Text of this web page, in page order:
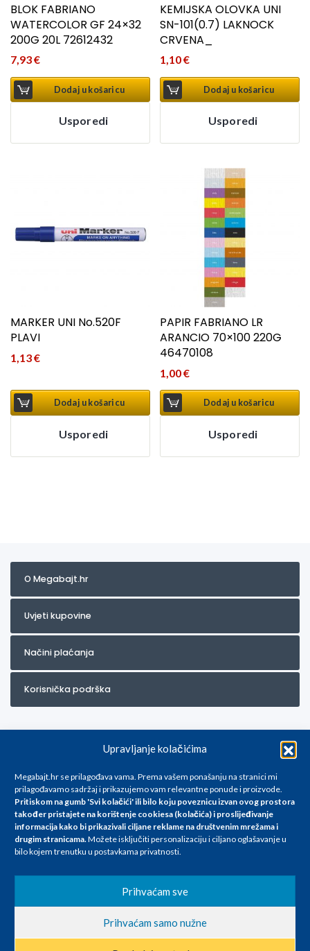
Upravljanje kolačićima
Megabajt.hr se prilagođava vama. Prema vašem ponašanju na stranici mi
prilagođavamo sadržaj i prikazujemo vam relevantne ponude i proizvode.
Pritiskom na gumb 'Svi kolačići' ili bilo koju poveznicu izvan ovog prostora
također pristajete na korištenje cookiesa (kolačića) i proslijeđivanje
informacija kako bi prikazivali ciljane reklame na društvenim mrežama i
drugim stranicama.Možete isključiti personalizaciju i ciljano oglašavanje u
bilo kojem trenutku u postavkama privatnosti.
Prihvaćam sve
Prihvaćam samo nužne
BLOK FABRIANO
WATERCOLOR GF 24×32
200G 20L 72612432
7,93€
Dodaj u košaricu
Usporedi
KEMIJSKA OLOVKA UNI
SN-101(0.7) LAKNOCK
CRVENA_
1,10€
Dodaj u košaricu
Usporedi
MARKER UNI No.520F
PLAVI
1,13€
Dodaj u košaricu
Usporedi
PAPIR FABRIANO LR
ARANCIO 70×100 220G
46470108
1,00€
Dodaj u košaricu
Usporedi
O Megabajt.hr
Uvjeti kupovine
Načini plaćanja
Korisnička podrška
Za artikle kojih trenutno nema u ponudi obratite nam se na
info@megabajt.hr. Sve cijene su informativnog karaktera i podložne su
promjenama, a
iskazane su za avansno plaćanje(gotovina) u Eurima i uključuju PDV. Sve
se razlikovati od cijena u našim poslovnicama. Trudimo se dati što bolji
i točniji opis i sliku. Unatoč tome, ne možemo garantirati da su svi
nastale u opisu proizvoda, greške prilikom štampanja te promjene
cijena.